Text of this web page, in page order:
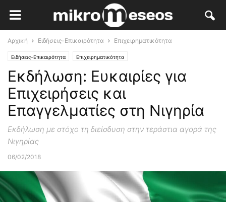
Αρχική Ειδήσεις-Επικαιρότητα Επιχειρηματικότητα
Ειδήσεις-Επικαιρότητα Επιχειρηματικότητα
Εκδήλωση: Ευκαιρίες για
Επιχειρήσεις και
Επαγγελματίες στη Νιγηρία
Εκδήλωση με στόχο τη διείσδυση στην τεράστια αγορά της
Νιγηρίας
06/02/2018